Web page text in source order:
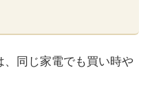
同じ家電でも買い時や